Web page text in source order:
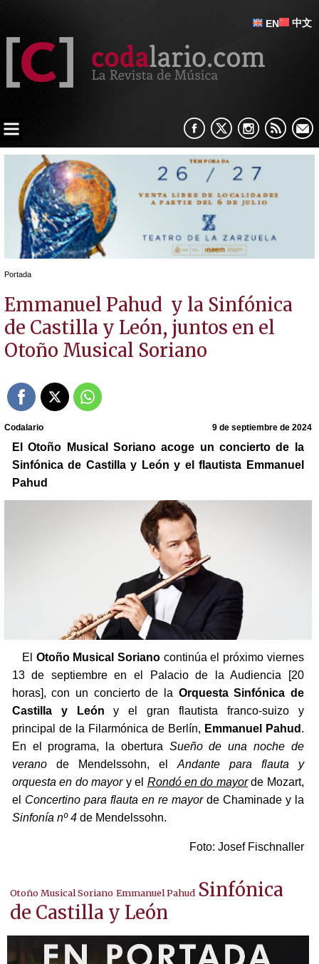
EN 中文
Portada
Emmanuel Pahud y la Sinfónica
de Castilla y León, juntos en el
Otoño Musical Soriano
Codalario 9 de septiembre de 2024
El Otoño Musical Soriano acoge un concierto de la
Sinfónica de Castilla y León y el flautista Emmanuel
Pahud
El Otoño Musical Soriano continúa el próximo viernes
13 de septiembre en el Palacio de la Audiencia [20
horas], con un concierto de la Orquesta Sinfónica de
Castilla y León y el gran flautista franco-suizo y
principal de la Filarmónica de Berlín, Emmanuel Pahud .
En el programa, la obertura Sueño de una noche de
veranode Mendelssohn, el Andante para flauta y
orquesta en do mayory el Rondó en do mayorde Mozart,
el Concertino para flauta en re mayorde Chaminade y la
Sinfonía nº 4de Mendelssohn.
Foto: Josef Fischnaller
Otoño Musical Soriano Emmanuel Pahud Sinfónica
de Castilla y León